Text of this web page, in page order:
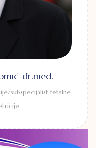
dr.med.
subspecijalist fetalne